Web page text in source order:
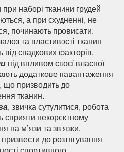
при наборі тканини грудей
а при схудненні, не
починають провисати.
та властивості тканин
від спадкових факторів.
під впливом своєї власної
додаткове навантаження
що призводить до
тканин.
, звичка сутулитися, робота
сприяти некоректному
на м’язи та зв’язки.
до розтягування
спортивного